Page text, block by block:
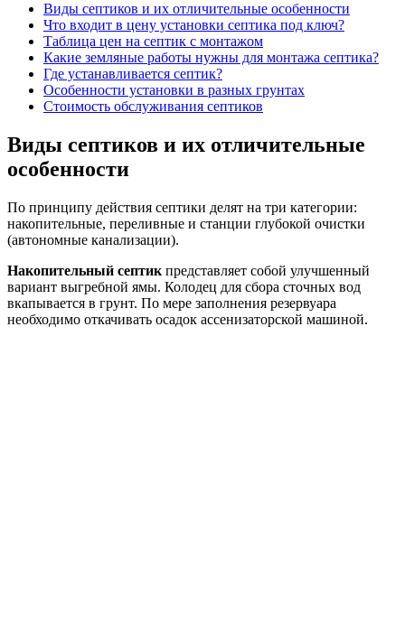
Виды септиков и их отличительные особенности
Что входит в цену установки септика под ключ?
Таблица цен на септик с монтажом
Какие земляные работы нужны для монтажа септика?
Где устанавливается септик?
Особенности установки в разных грунтах
Стоимость обслуживания септиков
Виды септиков и их отличительные
особенности
По принципу действия септики делят на три категории:
накопительные, переливные и станции глубокой очистки
(автономные канализации).
Накопительный септик представляет собой улучшенный
вариант выгребной ямы. Колодец для сбора сточных вод
вкапывается в грунт. По мере заполнения резервуара
необходимо откачивать осадок ассенизаторской машиной.